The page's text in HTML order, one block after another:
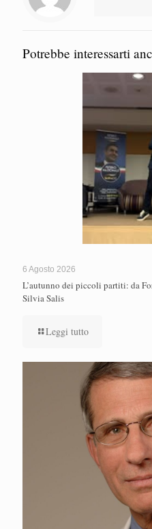
Potrebbe interessarti
6 Agosto 2026
L’autunno dei piccoli partiti: da
Silvia Salis
Leggi tutto